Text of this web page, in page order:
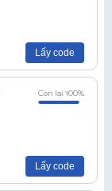
Lấy code
Còn lại 100%
Lấy code